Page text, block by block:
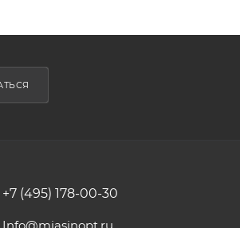
+7 (495) 178-00-30